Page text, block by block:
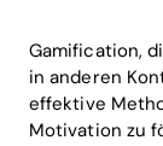
Gamification,
in anderen
effektive
Motivation zu